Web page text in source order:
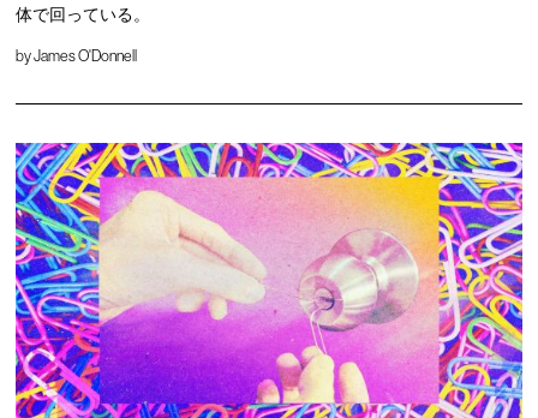
体で回っている。
byJames O'Donnell